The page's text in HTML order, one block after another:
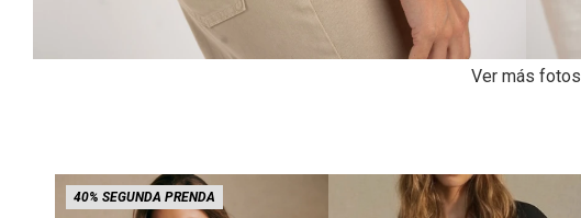
Ver más fotos
40% SEGUNDA PRENDA